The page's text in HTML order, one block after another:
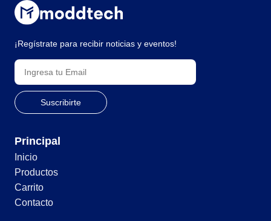
¡Regístrate para recibir noticias y eventos!
Principal
Inicio
Productos
Carrito
Contacto